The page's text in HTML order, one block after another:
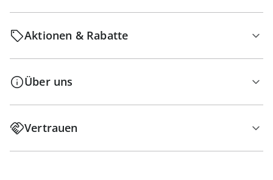
Aktionen & Rabatte
Über uns
Vertrauen